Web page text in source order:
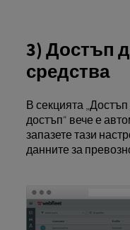
3) Достъп
средства
В секцията
достъп“ вече е
запазете тази
данните за